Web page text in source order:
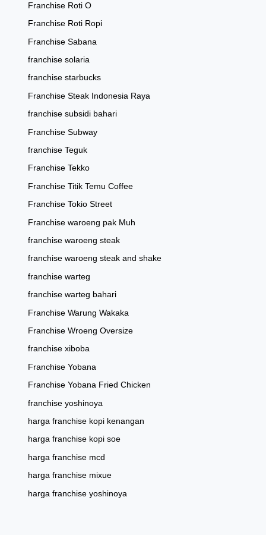
Franchise Roti O
Franchise Roti Ropi
Franchise Sabana
franchise solaria
franchise starbucks
Franchise Steak Indonesia Raya
franchise subsidi bahari
Franchise Subway
franchise Teguk
Franchise Tekko
Franchise Titik Temu Coffee
Franchise Tokio Street
Franchise waroeng pak Muh
franchise waroeng steak
franchise waroeng steak and shake
franchise warteg
franchise warteg bahari
Franchise Warung Wakaka
Franchise Wroeng Oversize
franchise xiboba
Franchise Yobana
Franchise Yobana Fried Chicken
franchise yoshinoya
harga franchise kopi kenangan
harga franchise kopi soe
harga franchise mcd
harga franchise mixue
harga franchise yoshinoya